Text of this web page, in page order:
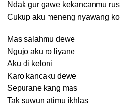
Ndak gur gawe kekancanmu
Cukup aku meneng nyawang
Mas salahmu dewe
Ngujo aku ro liyane
Aku di keloni
Karo kancaku dewe
Sepurane kang mas
Tak suwun atimu ikhlas